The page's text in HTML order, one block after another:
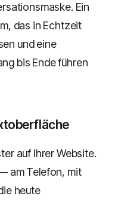
Ein
das in Echtzeit
und eine
bis Ende führen
auf Ihrer Website.
am Telefon, mit
heute